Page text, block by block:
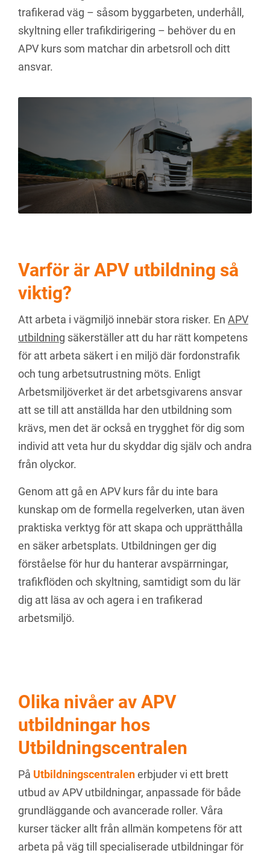
trafikerad väg – såsom byggarbeten, underhåll,
skyltning eller trafikdirigering – behöver du en
APV kurs som matchar din arbetsroll och ditt
ansvar.
Varför är APV utbildning så
viktig?
Att arbeta i vägmiljö innebär stora risker. En APV
utbildning säkerställer att du har rätt kompetens
för att arbeta säkert i en miljö där fordonstrafik
och tung arbetsutrustning möts. Enligt
Arbetsmiljöverket är det arbetsgivarens ansvar
att se till att anställda har den utbildning som
krävs, men det är också en trygghet för dig som
individ att veta hur du skyddar dig själv och andra
från olyckor.
Genom att gå en APV kurs får du inte bara
kunskap om de formella regelverken, utan även
praktiska verktyg för att skapa och upprätthålla
en säker arbetsplats. Utbildningen ger dig
förståelse för hur du hanterar avspärrningar,
trafikflöden och skyltning, samtidigt som du lär
dig att läsa av och agera i en trafikerad
arbetsmiljö.
Olika nivåer av APV
utbildningar hos
Utbildningscentralen
På Utbildningscentralenerbjuder vi ett brett
utbud av APV utbildningar, anpassade för både
grundläggande och avancerade roller. Våra
kurser täcker allt från allmän kompetens för att
arbeta på väg till specialiserade utbildningar för